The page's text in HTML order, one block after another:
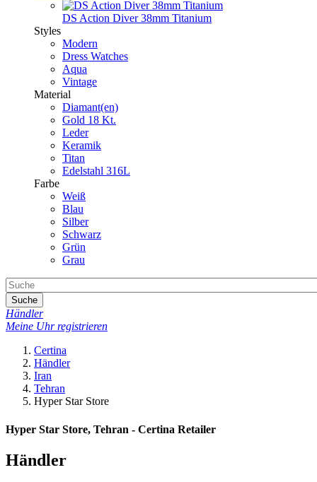
DS Action Diver 38mm Titanium
Styles
Modern
Dress Watches
Aqua
Vintage
Material
Diamant(en)
Gold 18 Kt.
Leder
Keramik
Titan
Edelstahl 316L
Farbe
Weiß
Blau
Silber
Schwarz
Grün
Grau
Suche
Händler
Meine Uhr registrieren
Certina
Händler
Iran
Tehran
Hyper Star Store
Hyper Star Store, Tehran - Certina Retailer
Händler